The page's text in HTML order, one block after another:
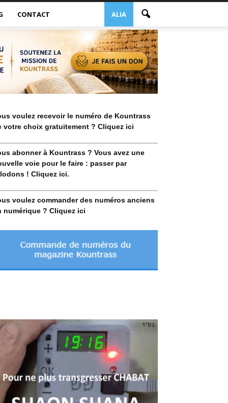
ALIA
CONTACT
voulez recevoir le numéro de Kountrass
votre choix gratuitement ? Cliquez ici
abonner à Kountrass ? Vous avez une
voie pour le faire : passer par
! Cliquez ici.
voulez commander des numéros anciens
numérique ? Cliquez ici